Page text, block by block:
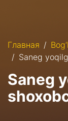
Главная
Saneg
Saneg